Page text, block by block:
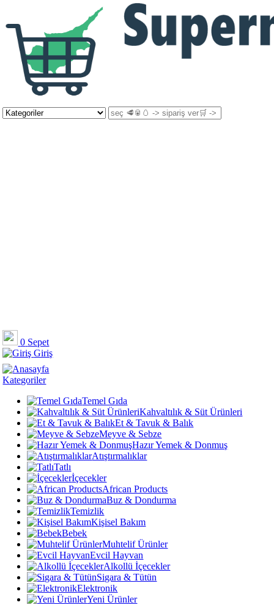
0 Sepet
Giriş
Kategoriler
Temel Gıda
Kahvaltılık & Süt Ürünleri
Et & Tavuk & Balık
Meyve & Sebze
Hazır Yemek & Donmuş
Atıştırmalıklar
Tatlı
İçecekler
African Products
Buz & Dondurma
Temizlik
Kişisel Bakım
Bebek
Muhtelif Ürünler
Evcil Hayvan
Alkollü İçecekler
Sigara & Tütün
Elektronik
Yeni Ürünler